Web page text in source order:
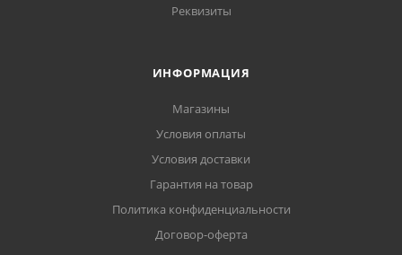
Реквизиты
ИНФОРМАЦИЯ
Магазины
Условия оплаты
Условия доставки
Гарантия на товар
Политика конфиденциальности
Договор-оферта